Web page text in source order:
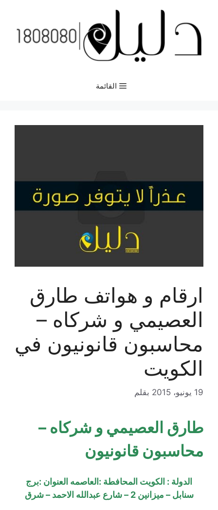
المحتوى
القائمة
ارقام و هواتف طارق
العصيمي و شركاه –
محاسبون قانونيون في
الكويت
19 يونيو، 2015 بقلم
طارق العصيمي و شركاه –
محاسبون قانونيون
الدولة : الكويت المحافطة :العاصمه العنوان :برج
سنابل – ميزانين 2 – شارع عبدالله الاحمد – شرق